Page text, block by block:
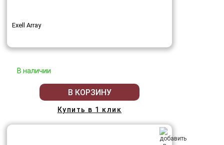
Exell Array
В наличии
В КОРЗИНУ
Купить в 1 клик